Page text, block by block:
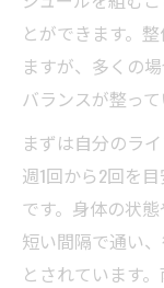
とができます。
ますが、多くの
バランスが整って
まずは自分のラ
週1回から2回を
です。身体の状
短い間隔で通い
とされています